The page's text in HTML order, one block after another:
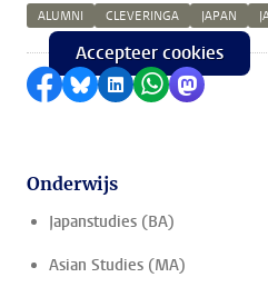
Accepteer cookies
ALUMNI CLEVERINGA JAPAN
Delen op Facebook
Delen via Bluesky
Delen op LinkedIn
Delen via
Delen
Onderwijs
Japanstudies (BA)
Asian Studies (MA)